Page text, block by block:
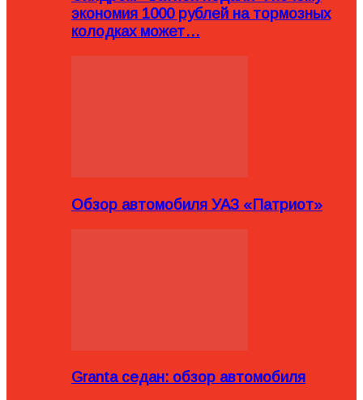
экономия 1000 рублей на тормозных
колодках может…
Обзор автомобиля УАЗ «Патриот»
Granta седан: обзор автомобиля